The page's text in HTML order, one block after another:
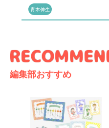
青木伸生
編集部おすすめ